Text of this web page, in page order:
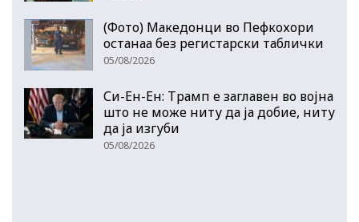
(Фото) Македонци во Пефкохори
останаа без регистарски таблички
05/08/2026
Си-Ен-Ен: Трамп е заглавен во војна
што не може ниту да ја добие, ниту
да ја изгуби
05/08/2026